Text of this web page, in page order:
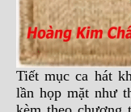
Tiết mục ca hát
lần họp mặt như